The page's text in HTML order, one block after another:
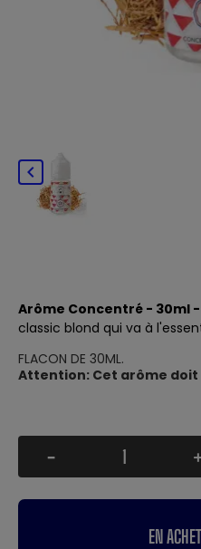

Arôme Concentré - 30ml -
classic blond qui va à
FLACON DE 30ML.
Attention: Cet arôme doit
-
EN